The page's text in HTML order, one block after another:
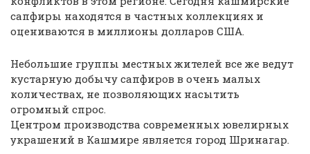
сапфиры находятся в частных коллекциях и
оцениваются в миллионы долларов США.
Небольшие группы местных жителей все же ведут
кустарную добычу сапфиров в очень малых
количествах, не позволяющих насытить
огромный спрос.
Центром производства современных ювелирных
украшений в Кашмире является город Шринагар.